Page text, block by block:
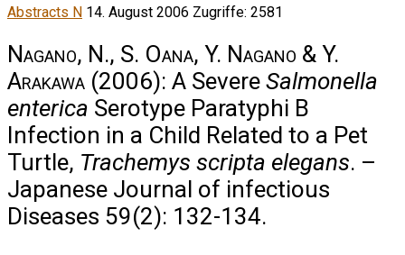
Abstracts N 14. August 2006 Zugriffe: 2581
Nagano, N., S. Oana, Y. Nagano & Y.
Arakawa (2006): A Severe Salmonella
enterica Serotype Paratyphi B
Infection in a Child Related to a Pet
Turtle, Trachemys scripta elegans. –
Japanese Journal of infectious
Diseases 59(2): 132-134.